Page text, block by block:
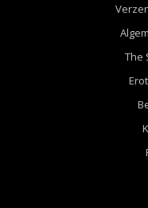
The